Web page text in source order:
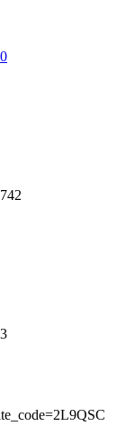
0
742
3